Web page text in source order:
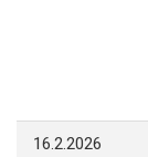
16.2.2026